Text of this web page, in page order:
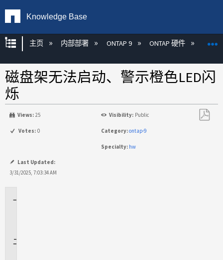
Knowledge Base
扩展/隐缩全局层次
主页 内部部署 ONTAP 9 ONTAP 硬件
磁盘架无法启动、警示橙色LED闪
烁
Views: 25 Visibility: Public
Votes: 0 Category:ontap-9
Specialty: hw
Last Updated:
3/31/2025, 7:03:34 AM